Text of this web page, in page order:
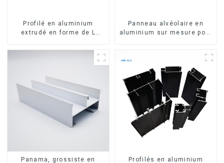
Profilé en aluminium
extrudé en forme de L
en aluminium
Panneau alvéolaire en
aluminium sur mesure pour
Panama, grossiste en Profilés en aluminium